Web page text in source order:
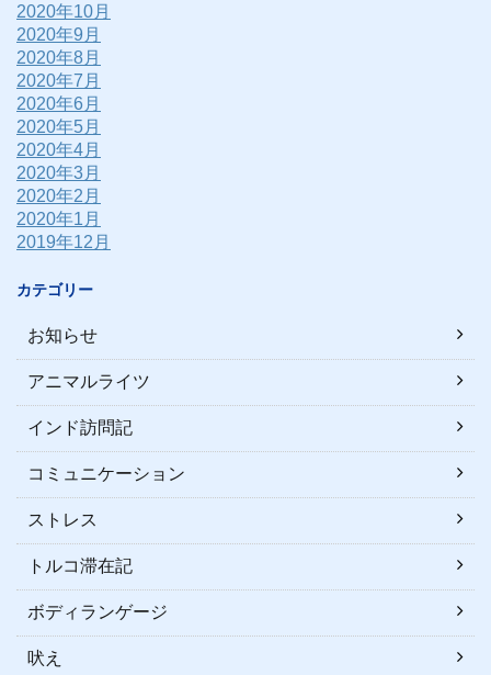
2020年10月
2020年9月
2020年8月
2020年7月
2020年6月
2020年5月
2020年4月
2020年3月
2020年2月
2020年1月
2019年12月
カテゴリー
お知らせ
アニマルライツ
インド訪問記
コミュニケーション
ストレス
トルコ滞在記
ボディランゲージ
吠え